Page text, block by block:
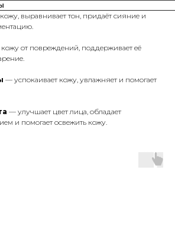
выравнивает тон, придаёт сияние и
от повреждений, поддерживает её
— успокаивает кожу, увлажняет и помогает
— улучшает цвет лица, обладает
и помогает освежить кожу.